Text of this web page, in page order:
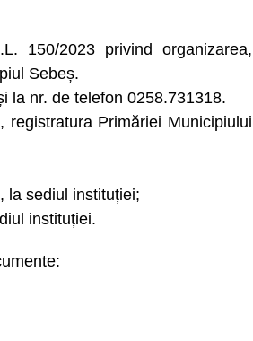
150/2023 privind organizarea,
Sebeș.
la nr. de telefon 0258.731318.
Primăriei Municipiului
la sediul instituției;
instituției.